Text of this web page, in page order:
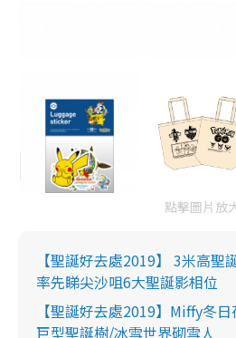
點擊圖片放
【聖誕好去處2019】 3米高聖
率先睇尖沙咀6大聖誕影相位
【聖誕好去處2019】Miffy冬
巨型聖誕樹/冰雪世界砌雪人